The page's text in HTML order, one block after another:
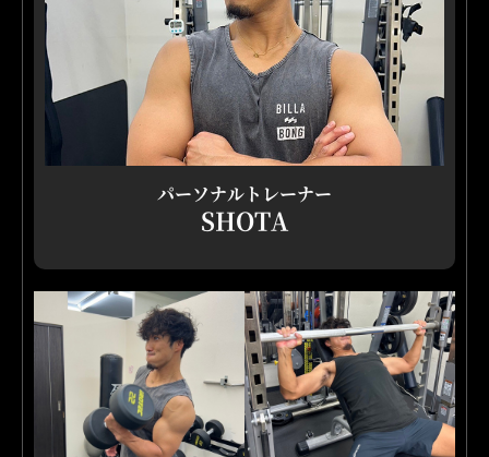
パーソナルトレーナー
SHOTA